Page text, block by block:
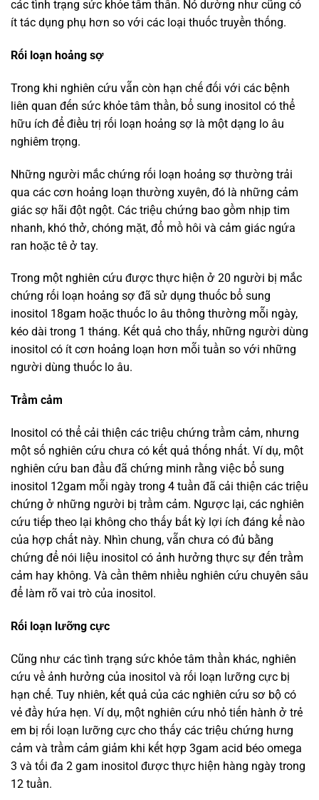
các tình trạng sức khỏe tâm thần. Nó dường như cũng có
ít tác dụng phụ hơn so với các loại thuốc truyền thống.
Rối loạn hoảng sợ
Trong khi nghiên cứu vẫn còn hạn chế đối với các bệnh
liên quan đến sức khỏe tâm thần, bổ sung inositol có thể
hữu ích để điều trị rối loạn hoảng sợ là một dạng lo âu
nghiêm trọng.
Những người mắc chứng rối loạn hoảng sợ thường trải
qua các cơn hoảng loạn thường xuyên, đó là những cảm
giác sợ hãi đột ngột. Các triệu chứng bao gồm nhịp tim
nhanh, khó thở, chóng mặt, đổ mồ hôi và cảm giác ngứa
ran hoặc tê ở tay.
Trong một nghiên cứu được thực hiện ở 20 người bị mắc
chứng rối loạn hoảng sợ đã sử dụng thuốc bổ sung
inositol 18gam hoặc thuốc lo âu thông thường mỗi ngày,
kéo dài trong 1 tháng. Kết quả cho thấy, những người dùng
inositol có ít cơn hoảng loạn hơn mỗi tuần so với những
người dùng thuốc lo âu.
Trầm cảm
Inositol có thể cải thiện các triệu chứng trầm cảm, nhưng
một số nghiên cứu chưa có kết quả thống nhất. Ví dụ, một
nghiên cứu ban đầu đã chứng minh rằng việc bổ sung
inositol 12gam mỗi ngày trong 4 tuần đã cải thiện các triệu
chứng ở những người bị trầm cảm. Ngược lại, các nghiên
cứu tiếp theo lại không cho thấy bất kỳ lợi ích đáng kể nào
của hợp chất này. Nhìn chung, vẫn chưa có đủ bằng
chứng để nói liệu inositol có ảnh hưởng thực sự đến trầm
cảm hay không. Và cần thêm nhiều nghiên cứu chuyên sâu
để làm rõ vai trò của inositol.
Rối loạn lưỡng cực
Cũng như các tình trạng sức khỏe tâm thần khác, nghiên
cứu về ảnh hưởng của inositol và rối loạn lưỡng cực bị
hạn chế. Tuy nhiên, kết quả của các nghiên cứu sơ bộ có
vẻ đầy hứa hẹn. Ví dụ, một nghiên cứu nhỏ tiến hành ở trẻ
em bị rối loạn lưỡng cực cho thấy các triệu chứng hưng
cảm và trầm cảm giảm khi kết hợp 3gam acid béo omega
3 và tối đa 2 gam inositol được thực hiện hàng ngày trong
12 tuần.